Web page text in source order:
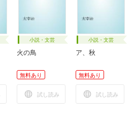
小説・文芸
火の鳥
無料あり
試し読み
小説・文芸
ア、秋
無料あり
試し読み